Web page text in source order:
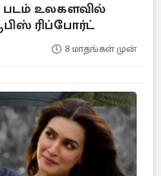
படம் உலகளவில்
ரிப்போர்ட்
8 மாதங்கள் முன்